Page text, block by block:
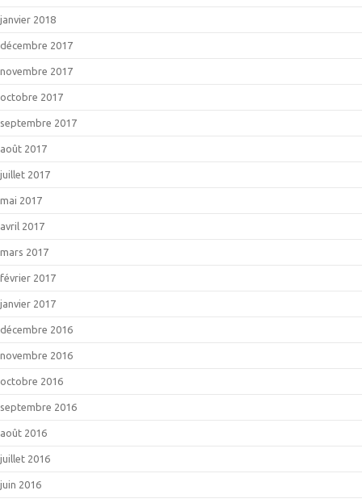
janvier 2018
décembre 2017
novembre 2017
octobre 2017
septembre 2017
août 2017
juillet 2017
mai 2017
avril 2017
mars 2017
février 2017
janvier 2017
décembre 2016
novembre 2016
octobre 2016
septembre 2016
août 2016
juillet 2016
juin 2016